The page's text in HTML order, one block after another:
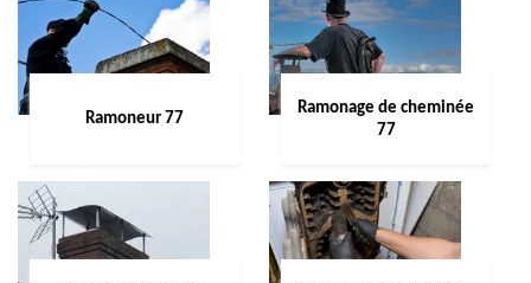
Ramoneur 77
Ramonage de cheminée
77